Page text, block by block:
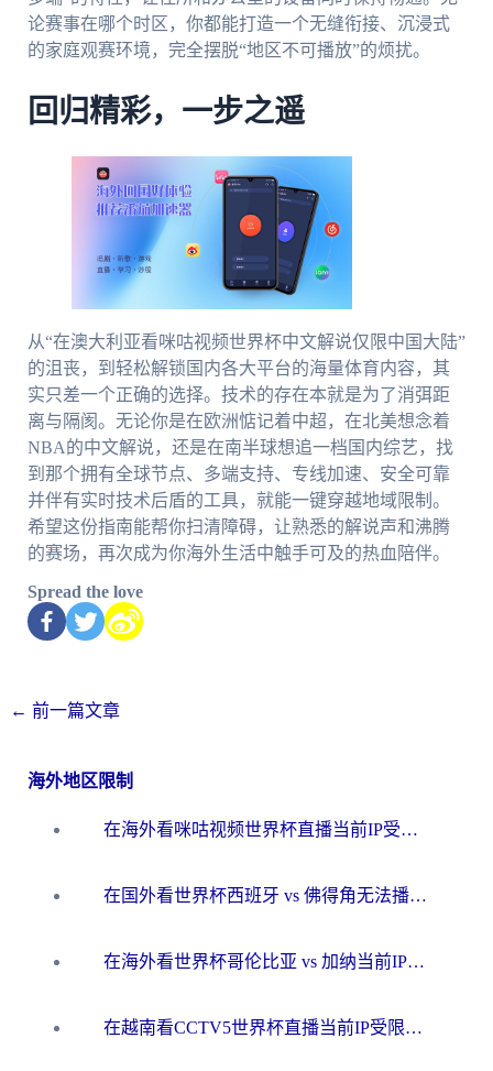
论赛事在哪个时区，你都能打造一个无缝衔接、沉浸式
的家庭观赛环境，完全摆脱“地区不可播放”的烦扰。
回归精彩，一步之遥
从“在澳大利亚看咪咕视频世界杯中文解说仅限中国大陆”
的沮丧，到轻松解锁国内各大平台的海量体育内容，其
实只差一个正确的选择。技术的存在本就是为了消弭距
离与隔阂。无论你是在欧洲惦记着中超，在北美想念着
NBA的中文解说，还是在南半球想追一档国内综艺，找
到那个拥有全球节点、多端支持、专线加速、安全可靠
并伴有实时技术后盾的工具，就能一键穿越地域限制。
希望这份指南能帮你扫清障碍，让熟悉的解说声和沸腾
的赛场，再次成为你海外生活中触手可及的热血陪伴。
Spread the love
← 前一篇文章
海外地区限制
在海外看咪咕视频世界杯直播当前IP受限制？这篇指南帮你搞定所有体育赛事观看难题
在国外看世界杯西班牙 vs 佛得角无法播放？这篇指南帮你解锁所有中文体育直播
在海外看世界杯哥伦比亚 vs 加纳当前IP受限制？这篇指南帮你流畅看中文解说赛事
在越南看CCTV5世界杯直播当前IP受限制？海外党体育观赛终极指南来了